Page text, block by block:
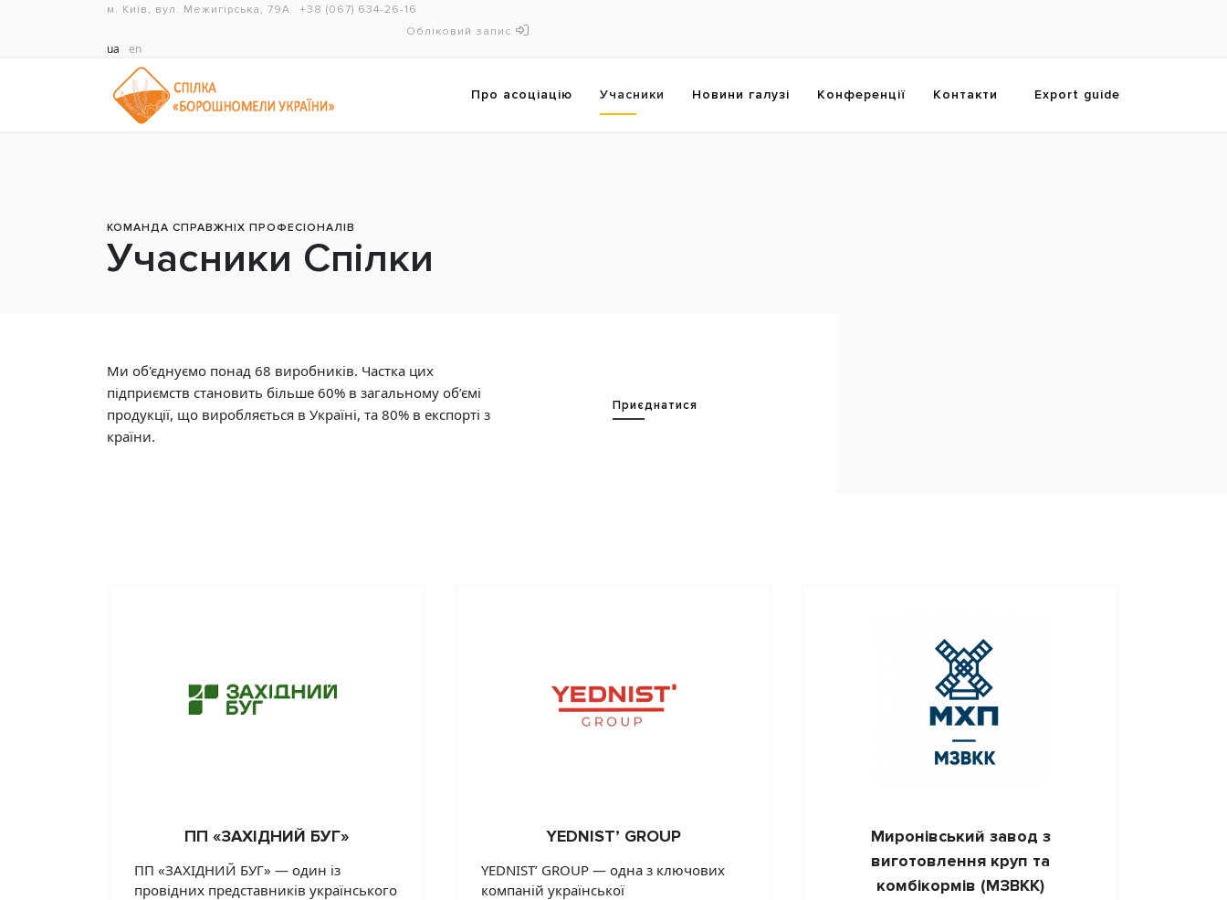
м. Київ, вул. Межигірська, 79А
+38 (067) 634-26-16
Обліковий запис
ua en
Про асоціацію Учасники Новини галузі Конференції Контакти Export guide
КОМАНДА СПРАВЖНІХ ПРОФЕСІОНАЛІВ
Учасники Спілки
Ми об'єднуємо понад 68 виробників. Частка цих
підприємств становить більше 60% в загальному об’ємі
продукції, що виробляється в Україні, та 80% в експорті з
країни.
Приєднатися
ПП «ЗАХІДНИЙ БУГ»
ПП «ЗАХІДНИЙ БУГ» — один із
провідних представників українського
YEDNIST’ GROUP
YEDNIST’ GROUP — одна з ключових
компаній української
Миронівський завод з
виготовлення круп та
комбікормів (МЗВКК)